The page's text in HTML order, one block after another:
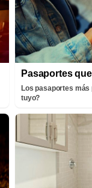
Pasaportes
Los pasaportes más
tuyo?